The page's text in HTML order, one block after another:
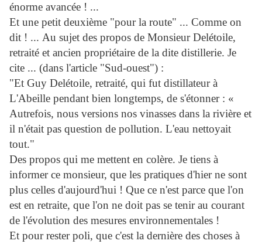
énorme avancée ! ...
Et une petit deuxième "pour la route" ... Comme on
dit ! ... Au sujet des propos de Monsieur Delétoile,
retraité et ancien propriétaire de la dite distillerie. Je
cite ... (dans l'article "Sud-ouest") :
"Et Guy Delétoile, retraité, qui fut distillateur à
L'Abeille pendant bien longtemps, de s'étonner : «
Autrefois, nous versions nos vinasses dans la rivière et
il n'était pas question de pollution. L'eau nettoyait
tout."
Des propos qui me mettent en colère. Je tiens à
informer ce monsieur, que les pratiques d'hier ne sont
plus celles d'aujourd'hui ! Que ce n'est parce que l'on
est en retraite, que l'on ne doit pas se tenir au courant
de l'évolution des mesures environnementales !
Et pour rester poli, que c'est la dernière des choses à